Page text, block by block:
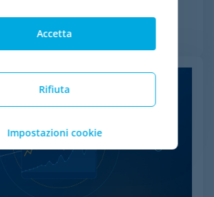
questa misura...
Rifiuta
Accetta
Impostazioni cookie